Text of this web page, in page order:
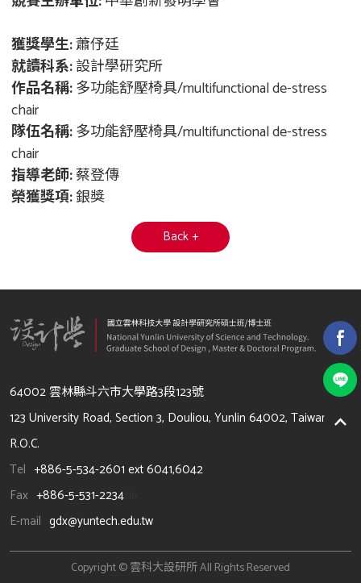
獲獎學生:蕭伃廷
就讀科系:設計學研究所
作品名稱:多功能舒壓椅具/multifunctional de-stress
chair
隊伍名稱:多功能舒壓椅具/multifunctional de-stress
chair
指導老師:蔡登傳
榮獲獎項:銀獎
Back +
64002 雲林縣斗六市大學路3段123號
123 University Road, Section 3, Douliou, Yunlin 64002, Taiwan,
R.O.C.
Tel +886-5-534-2601 ext 6041,6042
Fax +886-5-531-2234
E-mail gdx@yuntech.edu.tw
Copyright © 雲科大設研所 All Rights Reserved